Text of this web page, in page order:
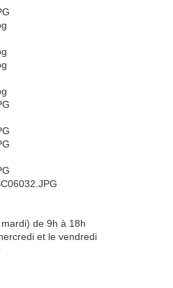
de 9h à 18h
et le vendredi